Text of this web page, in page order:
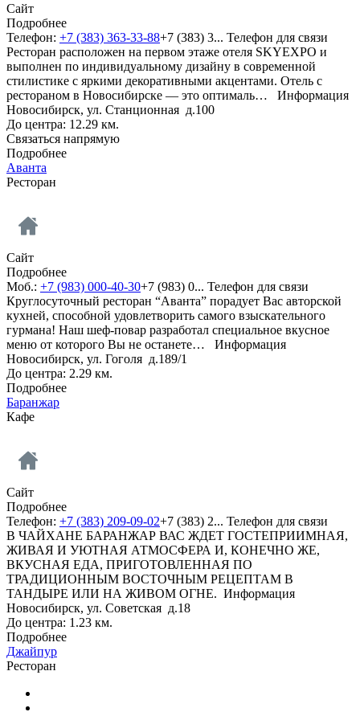
Сайт
Подробнее
Телефон: +7 (383) 363-33-88+7 (383) 3... Телефон для связи
Ресторан расположен на первом этаже отеля SKYEXPO и
выполнен по индивидуальному дизайну в современной
стилистике с яркими декоративными акцентами. Отель c
рестораном в Новосибирске — это оптималь… Информация
Новосибирск, ул. Станционная д.100
До центра: 12.29 км.
Связаться напрямую
Подробнее
Аванта
Ресторан
Сайт
Подробнее
Моб.: +7 (983) 000-40-30+7 (983) 0... Телефон для связи
Круглосуточный ресторан “Аванта” порадует Вас авторской
кухней, способной удовлетворить самого взыскательного
гурмана! Наш шеф-повар разработал специальное вкусное
меню от которого Вы не останете… Информация
Новосибирск, ул. Гоголя д.189/1
До центра: 2.29 км.
Подробнее
Баранжар
Кафе
Сайт
Подробнее
Телефон: +7 (383) 209-09-02+7 (383) 2... Телефон для связи
В ЧАЙХАНЕ БАРАНЖАР ВАС ЖДЕТ ГОСТЕПРИИМНАЯ,
ЖИВАЯ И УЮТНАЯ АТМОСФЕРА И, КОНЕЧНО ЖЕ,
ВКУСНАЯ ЕДА, ПРИГОТОВЛЕННАЯ ПО
ТРАДИЦИОННЫМ ВОСТОЧНЫМ РЕЦЕПТАМ В
ТАНДЫРЕ ИЛИ НА ЖИВОМ ОГНЕ. Информация
Новосибирск, ул. Советская д.18
До центра: 1.23 км.
Подробнее
Джайпур
Ресторан